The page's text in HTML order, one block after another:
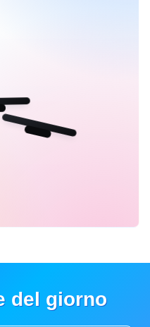
del giorno